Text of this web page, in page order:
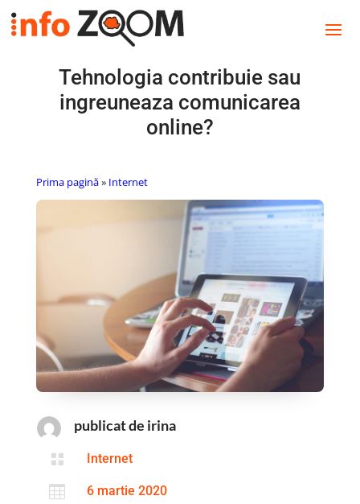
Tehnologia contribuie sau
ingreuneaza comunicarea
online?
Prima pagină» Internet
publicat de irina
 Internet
 6 martie 2020